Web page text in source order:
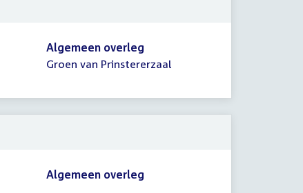
Algemeen overleg
Groen van Prinstererzaal
Algemeen overleg